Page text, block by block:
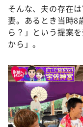
そんな、夫の存在
妻。あるとき当時8
ら？」という提案
から」。